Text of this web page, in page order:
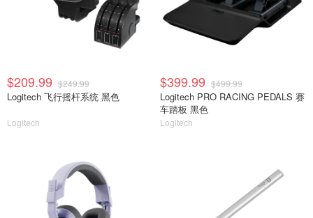
$209.99 $249.99
Logitech 飞行摇杆系统 黑色
Logitech
$399.99 $499.99
Logitech PRO RACING PEDALS 赛
车踏板 黑色
Logitech